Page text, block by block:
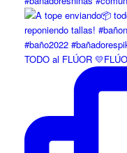
TODO al FLÚOR